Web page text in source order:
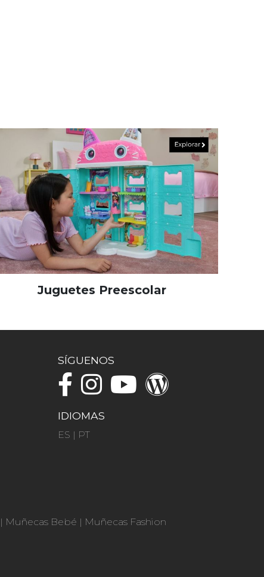
Juguetes Preescolar
SÍGUENOS
IDIOMAS
ES | PT
| Muñecas Bebé | Muñecas Fashion